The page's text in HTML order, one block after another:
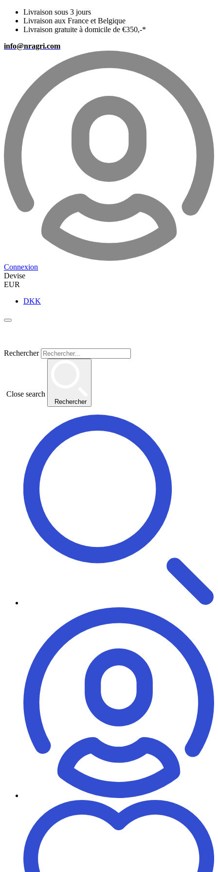
Livraison sous 3 jours
Livraison aux France et Belgique
Livraison gratuite à domicile de €350,-*
info@nragri.com
Connexion
Devise
EUR
DKK
Rechercher
Close search
Rechercher